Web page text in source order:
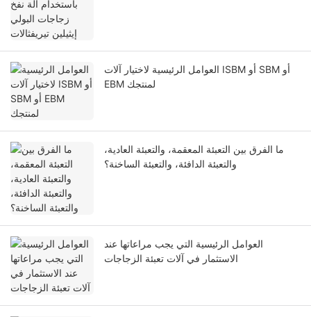
العوامل الرئيسية لاختيار آلات ISBM أو SBM أو
EBM لمنتجك
ما الفرق بين التعبئة المعقمة، والتعبئة العادية،
والتعبئة الدافئة، والتعبئة الساخنة؟
العوامل الرئيسية التي يجب مراعاتها عند
الاستثمار في آلات تعبئة الزجاجات